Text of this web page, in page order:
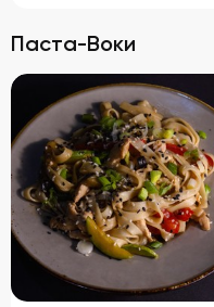
Паста-Воки